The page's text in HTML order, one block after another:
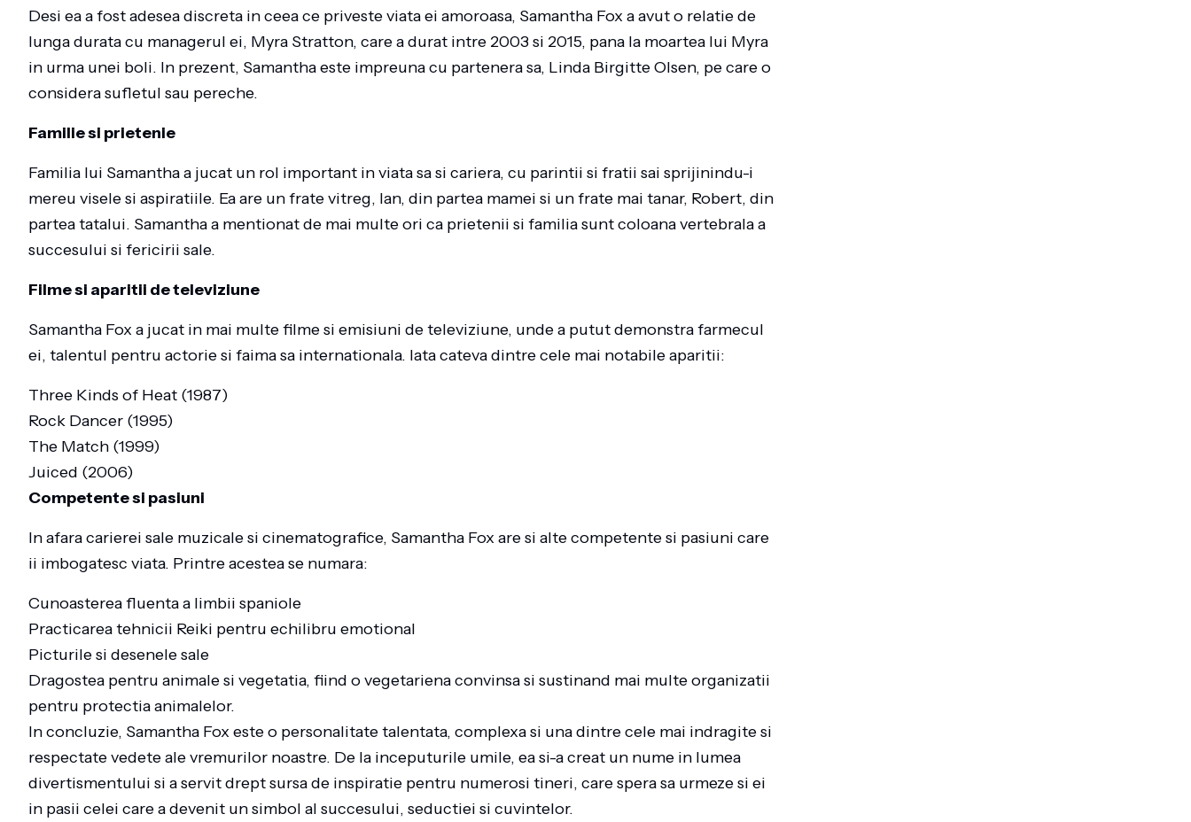
Desi ea a fost adesea discreta in ceea ce priveste viata ei amoroasa, Samantha Fox a avut o relatie de
lunga durata cu managerul ei, Myra Stratton, care a durat intre 2003 si 2015, pana la moartea lui Myra
in urma unei boli. In prezent, Samantha este impreuna cu partenera sa, Linda Birgitte Olsen, pe care o
considera sufletul sau pereche.
Familie si prietenie
Familia lui Samantha a jucat un rol important in viata sa si cariera, cu parintii si fratii sai sprijinindu-i
mereu visele si aspiratiile. Ea are un frate vitreg, Ian, din partea mamei si un frate mai tanar, Robert, din
partea tatalui. Samantha a mentionat de mai multe ori ca prietenii si familia sunt coloana vertebrala a
succesului si fericirii sale.
Filme si aparitii de televiziune
Samantha Fox a jucat in mai multe filme si emisiuni de televiziune, unde a putut demonstra farmecul
ei, talentul pentru actorie si faima sa internationala. Iata cateva dintre cele mai notabile aparitii:
Three Kinds of Heat (1987)
Rock Dancer (1995)
The Match (1999)
Juiced (2006)
Competente si pasiuni
In afara carierei sale muzicale si cinematografice, Samantha Fox are si alte competente si pasiuni care
ii imbogatesc viata. Printre acestea se numara:
Cunoasterea fluenta a limbii spaniole
Practicarea tehnicii Reiki pentru echilibru emotional
Picturile si desenele sale
Dragostea pentru animale si vegetatia, fiind o vegetariena convinsa si sustinand mai multe organizatii
pentru protectia animalelor.
In concluzie, Samantha Fox este o personalitate talentata, complexa si una dintre cele mai indragite si
respectate vedete ale vremurilor noastre. De la inceputurile umile, ea si-a creat un nume in lumea
divertismentului si a servit drept sursa de inspiratie pentru numerosi tineri, care spera sa urmeze si ei
in pasii celei care a devenit un simbol al succesului, seductiei si cuvintelor.